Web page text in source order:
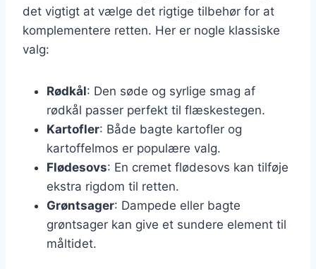
det vigtigt at vælge det rigtige tilbehør for at
komplementere retten. Her er nogle klassiske
valg:
Rødkål: Den søde og syrlige smag af
rødkål passer perfekt til flæskestegen.
Kartofler: Både bagte kartofler og
kartoffelmos er populære valg.
Flødesovs: En cremet flødesovs kan tilføje
ekstra rigdom til retten.
Grøntsager: Dampede eller bagte
grøntsager kan give et sundere element til
måltidet.